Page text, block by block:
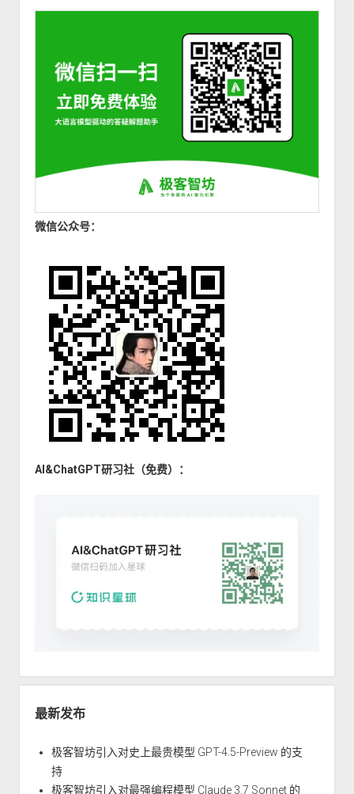
微信公众号：
AI&ChatGPT研习社（免费）：
最新发布
极客智坊引入对史上最贵模型 GPT-4.5-Preview 的支
持
极客智坊引入对最强编程模型 Claude 3.7 Sonnet 的